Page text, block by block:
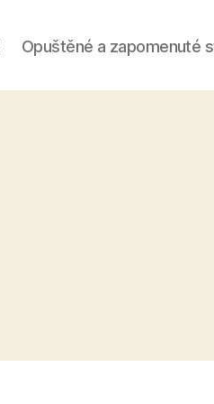
Opuštěné a zapomenuté